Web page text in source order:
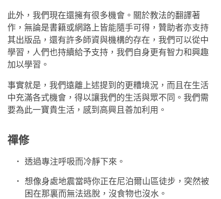
此外，我們現在還擁有很多機會。關於教法的翻譯著
作，無論是書籍或網路上皆能隨手可得，贊助者亦支持
其出版品，還有許多師資與機構的存在，我們可以從中
學習，人們也持續給予支持，我們自身更有智力和興趣
加以學習。
事實就是，我們遠離上述提到的更糟境況，而且在生活
中充滿各式機會，得以讓我們的生活與眾不同。我們需
要為此一寶貴生活，感到高興且善加利用。
禪修
透過專注呼吸而冷靜下來。
想像身處地震當時你正在尼泊爾山區徒步，突然被
困在那裏而無法逃脫，沒食物也沒水。